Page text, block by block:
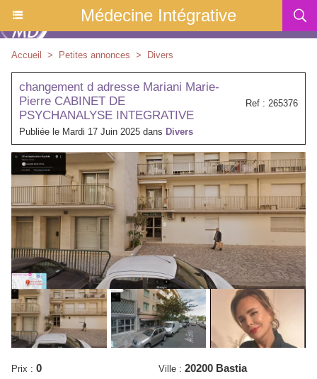
Médecine Intégrative
Accueil > Petites annonces > Divers
Ref : 265376
changement d adresse Mariani Marie-
Pierre CABINET DE
PSYCHANALYSE INTEGRATIVE
Publiée le Mardi 17 Juin 2025 dans Divers
Prix : 0 Ville : 20200 Bastia